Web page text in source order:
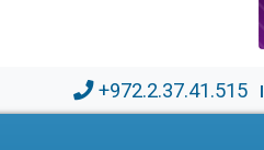
+972.2.37.41.515